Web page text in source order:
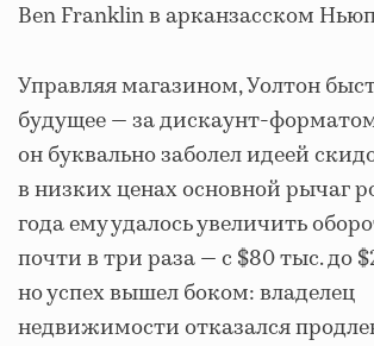
Ben Franklin в арканзасском
Управляя магазином, Уолтон
будущее — за дискаунт-
он буквально заболел идеей
в низких ценах основной рычаг
года ему удалось увеличить
почти в три раза — с $80 тыс. до
но успех вышел боком: владелец
недвижимости отказался